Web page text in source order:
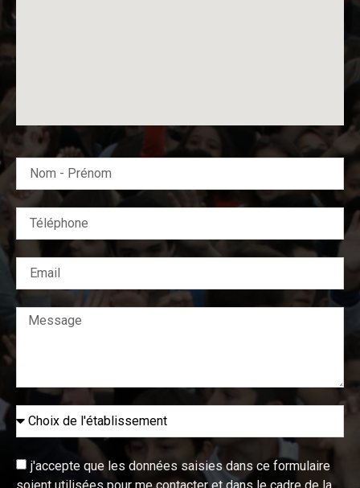
j'accepte que les données saisies dans ce formulaire
soient utilisées pour me contacter et dans le cadre de la